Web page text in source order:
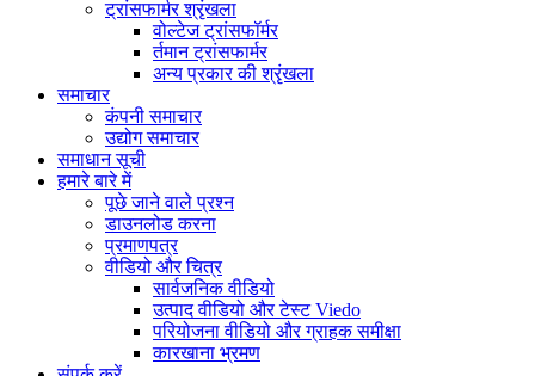
ट्रांसफार्मर श्रृंखला
वोल्टेज ट्रांसफॉर्मर
र्तमान ट्रांसफार्मर
अन्य प्रकार की श्रृंखला
समाचार
कंपनी समाचार
उद्योग समाचार
समाधान सूची
हमारे बारे में
पूछे जाने वाले प्रश्न
डाउनलोड करना
प्रमाणपत्र
वीडियो और चित्र
सार्वजनिक वीडियो
उत्पाद वीडियो और टेस्ट Viedo
परियोजना वीडियो और ग्राहक समीक्षा
कारखाना भ्रमण